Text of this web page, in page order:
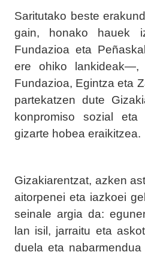
Saritutako beste
gain, honako hauek
Fundazioa eta
ere ohiko lankideak—,
Fundazioa, Egintza eta
partekatzen dute
konpromiso sozial eta
gizarte hobea eraikitzea.
Gizakiarentzat, azken
aitorpenei eta iazkoei
seinale argia da:
lan isil, jarraitu eta
duela eta